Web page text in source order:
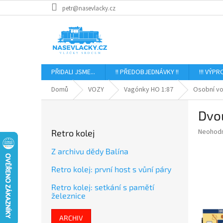
na
petr@nasevlacky.cz
PŘIDALI JSME... !! PŘEDOBJEDNÁVKY !! !!!
Domů
VOZY Vagónky HO 1:87 Osobní
Retro kolej
Z archivu dědy Balína
Retro kolej: první host s vůní páry
Retro kolej: setkání s pamětí
železnice
ARCHIV